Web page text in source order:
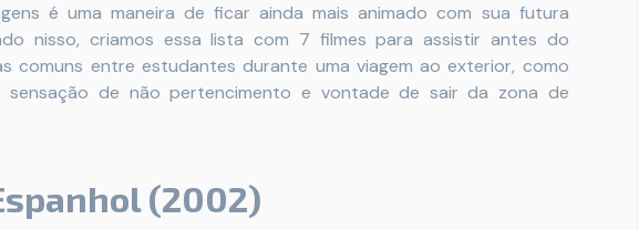
é uma maneira de ficar ainda mais animado com sua futura
nisso, criamos essa lista com 7 filmes para assistir antes do
comuns entre estudantes durante uma viagem ao exterior, como
sensação de não pertencimento e vontade de sair da zona de
(2002)